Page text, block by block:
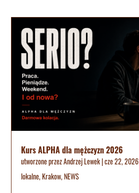
Kurs ALPHA dla mężczyzn 2026
utworzone przezAndrzej Lewek|cze 22, 2026
lokalne,Krakow,NEWS